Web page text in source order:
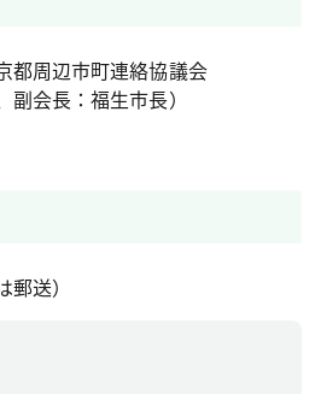
都周辺市町連絡協議会
会長：福生市長）
送）